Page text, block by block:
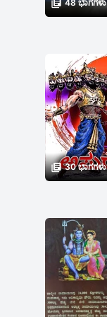
 48 ಭಾಗಗಳು
 30 ಭಾಗಗಳು